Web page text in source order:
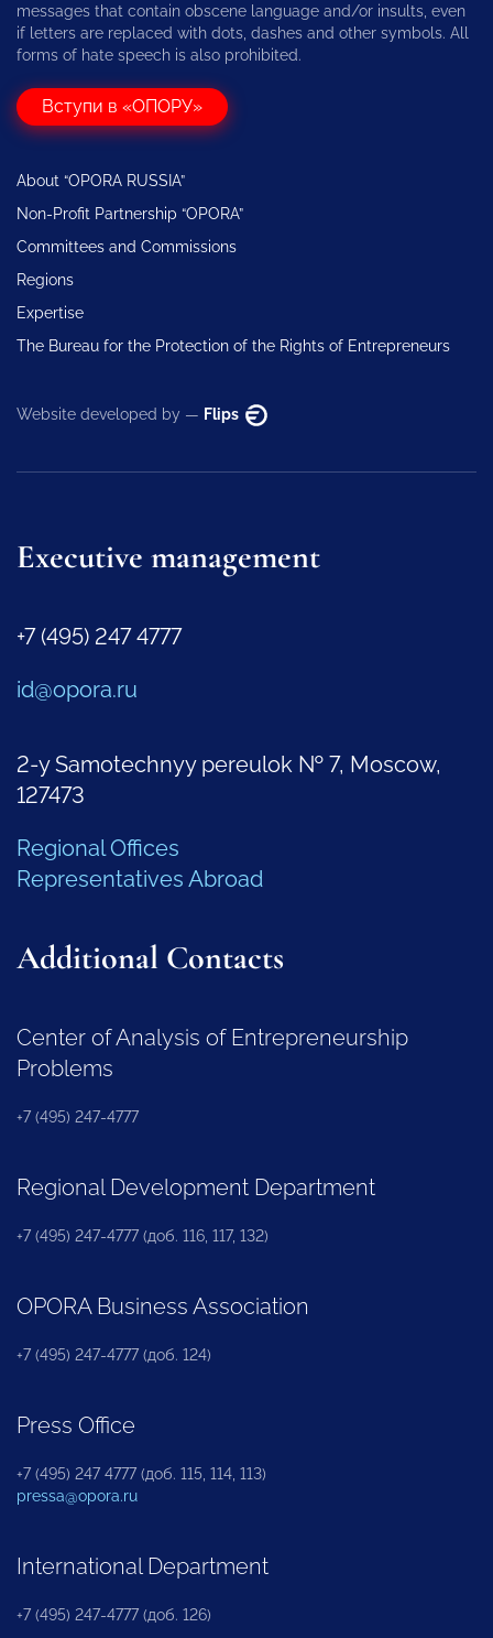
messages that contain obscene language and/or insults, even
if letters are replaced with dots, dashes and other symbols. All
forms of hate speech is also prohibited.
Вступи в «ОПОРУ»
About “OPORA RUSSIA”
Non-Profit Partnership “OPORA”
Committees and Commissions
Regions
Expertise
The Bureau for the Protection of the Rights of Entrepreneurs
Website developed by — Flips
Executive management
+7 (495) 247 4777
id@opora.ru
2-y Samotechnyy pereulok № 7, Moscow,
127473
Regional Offices
Representatives Abroad
Additional Contacts
Center of Analysis of Entrepreneurship
Problems
+7 (495) 247-4777
Regional Development Department
+7 (495) 247-4777 (доб. 116, 117, 132)
OPORA Business Association
+7 (495) 247-4777 (доб. 124)
Press Office
+7 (495) 247 4777 (доб. 115, 114, 113)
pressa@opora.ru
International Department
+7 (495) 247-4777 (доб. 126)